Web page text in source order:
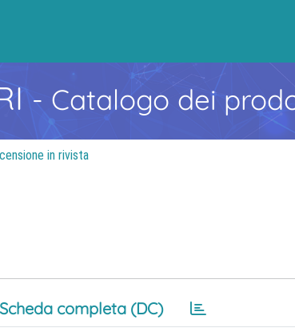
- Catalogo dei
in rivista
Scheda completa (DC)